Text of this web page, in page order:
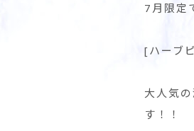
7月限定
[ハーブ
大人気
す！！